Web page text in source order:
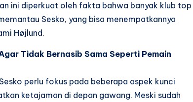
ini diperkuat oleh fakta bahwa banyak klub top
Sesko, yang bisa menempatkannya
Højlund.
Tidak Bernasib Sama Seperti Pemain
perlu fokus pada beberapa aspek kunci
ketajaman di depan gawang. Meski sudah